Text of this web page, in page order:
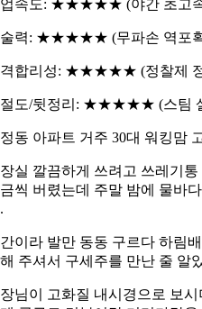
속도: ★★★★★ (야간 초고
력: ★★★★★ (무파손 역포
합리성: ★★★★★ (정찰제
도/뒷정리: ★★★★★ (스팀
동 아파트 거주 30대 워킹맘
실 깔끔하게 쓰려고 쓰레기
씩 버렸는데 주말 밤에 물바
이라 발만 동동 구르다 하림
주셔서 구세주를 만난 줄 알
님이 고화질 내시경으로 보